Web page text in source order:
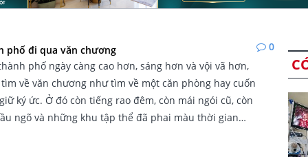
0
phố đi qua văn chương
phố ngày càng cao hơn, sáng hơn và vội vã hơn,
về văn chương như tìm về một căn phòng hay cuốn
ký ức. Ở đó còn tiếng rao đêm, còn mái ngói cũ, còn
ngõ và những khu tập thể đã phai màu thời gian…